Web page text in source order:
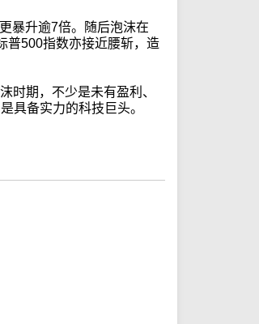
暴升逾7倍。随后泡沫在
普500指数亦接近腰斩，造
时期，不少是未有盈利、
具备实力的科技巨头。